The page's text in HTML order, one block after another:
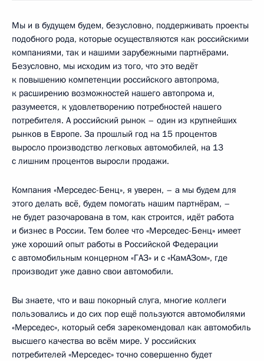
Мы и в будущем будем, безусловно, поддерживать проекты
подобного рода, которые осуществляются как российскими
компаниями, так и нашими зарубежными партнёрами.
Безусловно, мы исходим из того, что это ведёт
к повышению компетенции российского автопрома,
к расширению возможностей нашего автопрома и,
разумеется, к удовлетворению потребностей нашего
потребителя. А российский рынок – один из крупнейших
рынков в Европе. За прошлый год на 15 процентов
выросло производство легковых автомобилей, на 13
с лишним процентов выросли продажи.
Компания «Мерседес-Бенц», я уверен, – а мы будем для
этого делать всё, будем помогать нашим партнёрам, –
не будет разочарована в том, как строится, идёт работа
и бизнес в России. Тем более что «Мерседес-Бенц» имеет
уже хороший опыт работы в Российской Федерации
с автомобильным концерном «ГАЗ» и с «КамАЗом», где
производит уже давно свои автомобили.
Вы знаете, что и ваш покорный слуга, многие коллеги
пользовались и до сих пор ещё пользуются автомобилями
«Мерседес», который себя зарекомендовал как автомобиль
высшего качества во всём мире. У российских
потребителей «Мерседес» точно совершенно будет